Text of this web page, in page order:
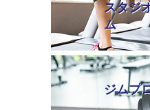
スタジ
ム
ジムプ